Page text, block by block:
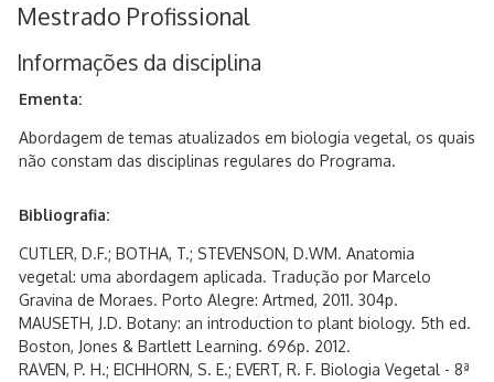
Mestrado Profissional
Informações da disciplina
Ementa:
Abordagem de temas atualizados em biologia vegetal, os quais
não constam das disciplinas regulares do Programa.
Bibliografia:
CUTLER, D.F.; BOTHA, T.; STEVENSON, D.WM. Anatomia
vegetal: uma abordagem aplicada. Tradução por Marcelo
Gravina de Moraes. Porto Alegre: Artmed, 2011. 304p.
MAUSETH, J.D. Botany: an introduction to plant biology. 5th ed.
Boston, Jones & Bartlett Learning. 696p. 2012.
RAVEN, P. H.; EICHHORN, S. E.; EVERT, R. F. Biologia Vegetal - 8ª